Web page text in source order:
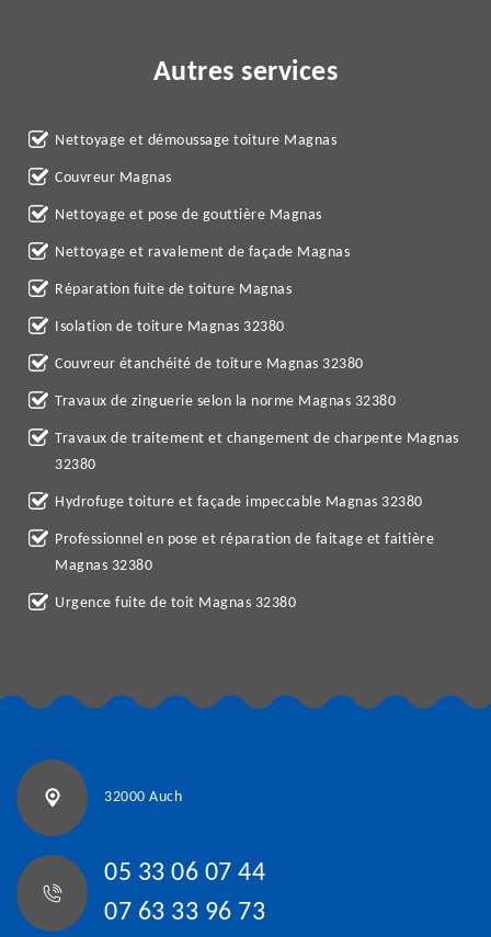
Autres services
Nettoyage et démoussage toiture Magnas
Couvreur Magnas
Nettoyage et pose de gouttière Magnas
Nettoyage et ravalement de façade Magnas
Réparation fuite de toiture Magnas
Isolation de toiture Magnas 32380
Couvreur étanchéité de toiture Magnas 32380
Travaux de zinguerie selon la norme Magnas 32380
Travaux de traitement et changement de charpente Magnas
32380
Hydrofuge toiture et façade impeccable Magnas 32380
Professionnel en pose et réparation de faitage et faitière
Magnas 32380
Urgence fuite de toit Magnas 32380
32000 Auch
05 33 06 07 44
07 63 33 96 73